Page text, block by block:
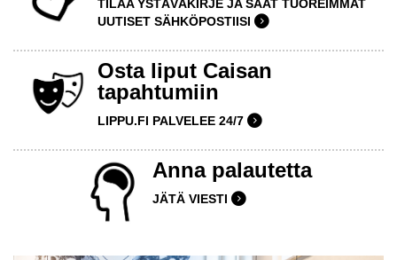
TILAA YSTÄVÄKIRJE JA SAAT TUOREIMMAT
UUTISET SÄHKÖPOSTIISI
Osta liput Caisan
tapahtumiin
LIPPU.FI PALVELEE 24/7
Anna palautetta
JÄTÄ VIESTI